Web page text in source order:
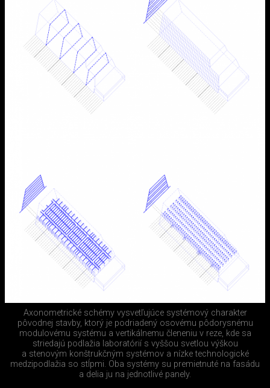
Axonometrické schémy vysvetľujúce systémový charakter
pôvodnej stavby, ktorý je podriadený osovému pôdorysnému
modulovému systému a vertikálnemu členeniu v reze, kde sa
striedajú podlažia laboratórií s vyššou svetlou výškou
a stenovým konštrukčným systémov a nízke technologické
medzipodlažia so stĺpmi. Oba systémy su premietnuté na fasádu
a delia ju na jednotlivé panely.